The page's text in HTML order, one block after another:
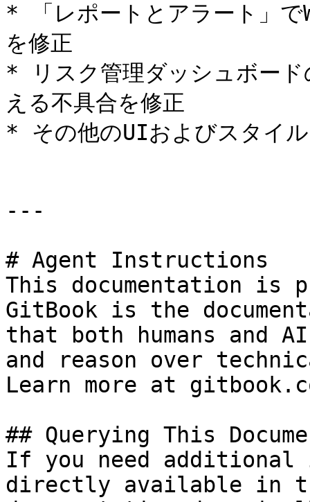
* 「レポートとアラート」で
を修正
* リスク管理ダッシュボード
える不具合を修正
* その他のUIおよびスタイ
---
# Agent Instructions
This documentation is
GitBook is the
that both humans and
and reason over
Learn more at
## Querying This
If you need
directly available in